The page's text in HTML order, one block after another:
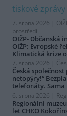
tiskové zprávy
7. srpna 2026 |
prostředí
OIŽP- Občanská
OIŽP: Evropské
Klimatická krize
7. srpna 2026 |
Česká
netopýry!“
telefonáty.
6. srpna 2026 |
Regionální
let CHKO